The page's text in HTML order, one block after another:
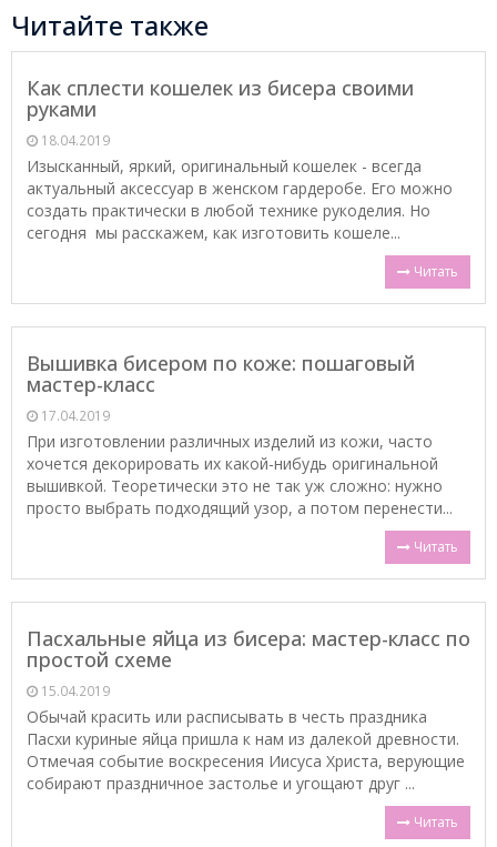
Читайте также
Как сплести кошелек из бисера своими
руками
18.04.2019
Изысканный, яркий, оригинальный кошелек - всегда
актуальный аксессуар в женском гардеробе. Его можно
создать практически в любой технике рукоделия. Но
сегодня мы расскажем, как изготовить кошеле...
Читать
Вышивка бисером по коже: пошаговый
мастер-класс
17.04.2019
При изготовлении различных изделий из кожи, часто
хочется декорировать их какой-нибудь оригинальной
вышивкой. Теоретически это не так уж сложно: нужно
просто выбрать подходящий узор, а потом перенести...
Читать
Пасхальные яйца из бисера: мастер-класс по
простой схеме
15.04.2019
Обычай красить или расписывать в честь праздника
Пасхи куриные яйца пришла к нам из далекой древности.
Отмечая событие воскресения Иисуса Христа, верующие
собирают праздничное застолье и угощают друг ...
Читать